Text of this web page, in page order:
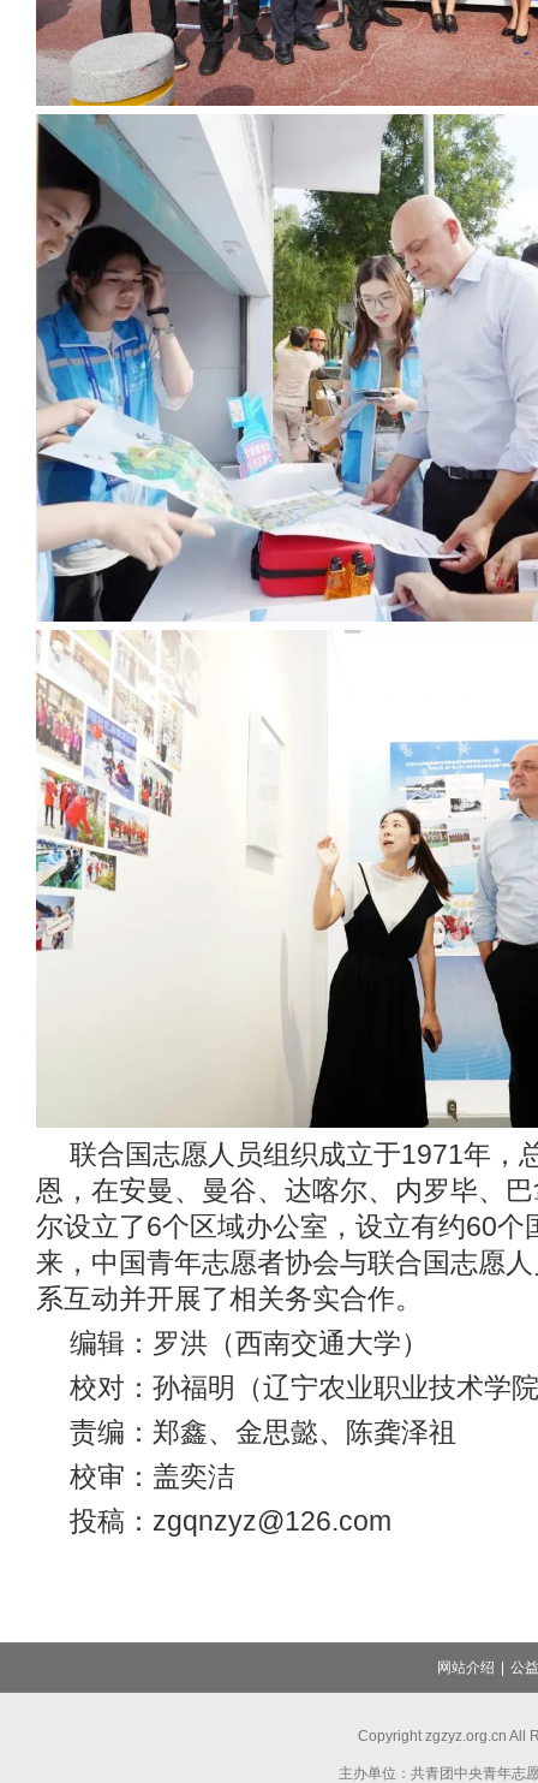
联合国志愿人员组织成立于1971年，
恩，在安曼、曼谷、达喀尔、内罗毕、
尔设立了6个区域办公室，设立有约60个
来，中国青年志愿者协会与联合国志愿
系互动并开展了相关务实合作。
编辑：罗洪（西南交通大学）
校对：孙福明（辽宁农业职业技术学
责编：郑鑫、金思懿、陈龚泽祖
校审：盖奕洁
投稿：zgqnzyz@126.com
网站介绍 | 公
Copyright zgzyz.org.cn All
主办单位：共青团中央青年志